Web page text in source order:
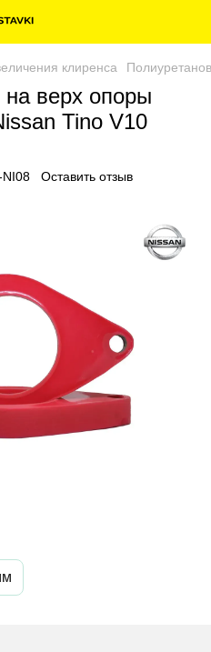
клиренса
на верх опоры
Tino V10
Оставить отзыв